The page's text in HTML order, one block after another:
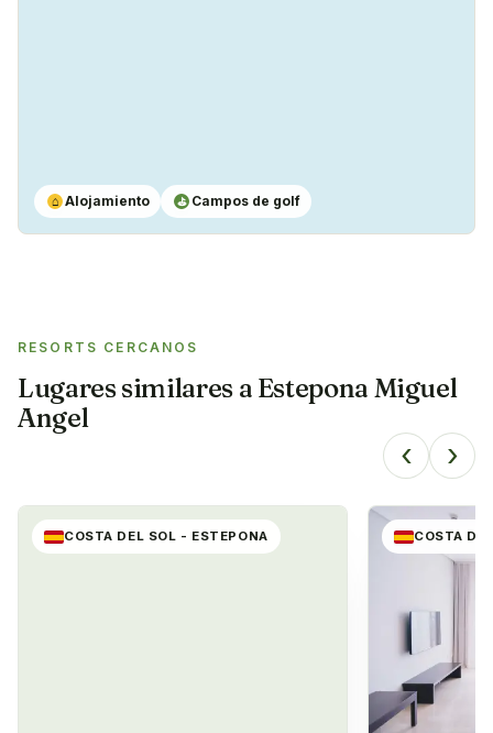
⌂ Alojamiento ⛳ Campos de golf
RESORTS CERCANOS
Lugares similares a Estepona Miguel
Angel
‹ ›
COSTA DEL SOL - ESTEPONA COSTA